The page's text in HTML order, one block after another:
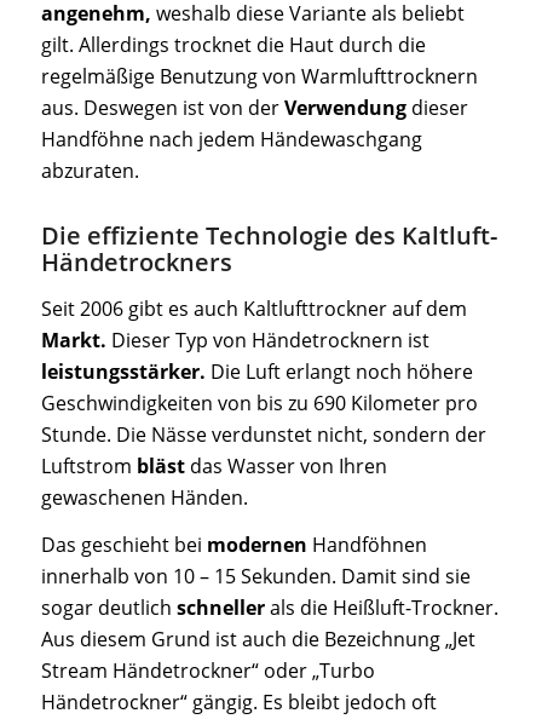
angenehm, weshalb diese Variante als beliebt
gilt. Allerdings trocknet die Haut durch die
regelmäßige Benutzung von Warmlufttrocknern
aus. Deswegen ist von derVerwendungdieser
Handföhne nach jedem Händewaschgang
abzuraten.
Die effiziente Technologie des Kaltluft-
Händetrockners
Seit 2006 gibt es auch Kaltlufttrockner auf dem
Markt. Dieser Typ von Händetrocknern ist
leistungsstärker. Die Luft erlangt noch höhere
Geschwindigkeiten von bis zu 690 Kilometer pro
Stunde. Die Nässe verdunstet nicht, sondern der
Luftstrom blästdas Wasser von Ihren
gewaschenen Händen.
Das geschieht bei modernen Handföhnen
innerhalb von 10 – 15 Sekunden. Damit sind sie
sogar deutlich schnellerals die Heißluft-Trockner.
Aus diesem Grund ist auch die Bezeichnung „Jet
Stream Händetrockner“ oder „Turbo
Händetrockner“ gängig. Es bleibt jedoch oft